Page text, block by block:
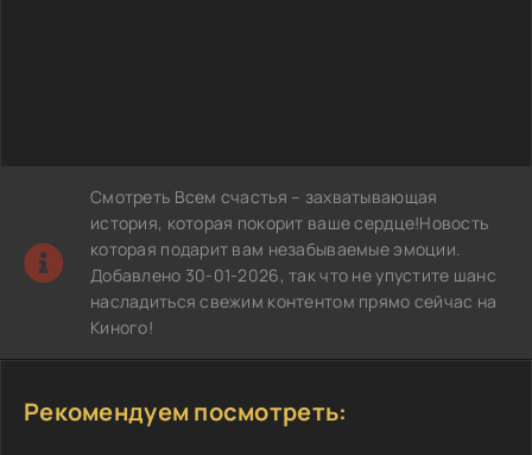
Смотреть Всем счастья – захватывающая
история, которая покорит ваше сердце!Новость
которая подарит вам незабываемые эмоции.
Добавлено 30-01-2026, так что не упустите шанс
насладиться свежим контентом прямо сейчас на
Киного!
Рекомендуем посмотреть: